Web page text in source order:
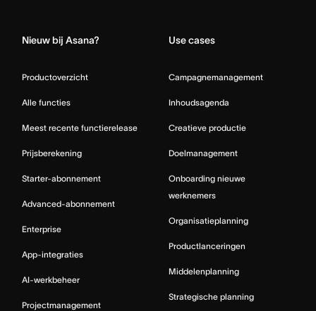
Nieuw bij Asana?
Productoverzicht
Alle functies
Meest recente functierelease
Prijsberekening
Starter-abonnement
Advanced-abonnement
Enterprise
App-integraties
AI-werkbeheer
Projectmanagement
Use cases
Campagnemanagement
Inhoudsagenda
Creatieve productie
Doelmanagement
Onboarding nieuwe
werknemers
Organisatieplanning
Productlanceringen
Middelenplanning
Strategische planning